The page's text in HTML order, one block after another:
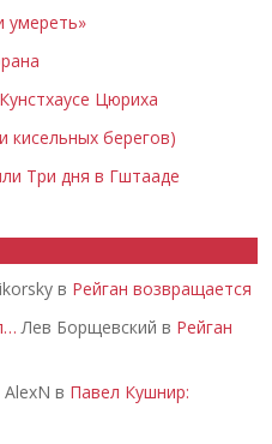
умереть»
Цюриха
кисельных берегов)
Три дня в Гштааде
в Рейган возвращается
Лев Борщевский в Рейган
AlexN в Павел Кушнир: